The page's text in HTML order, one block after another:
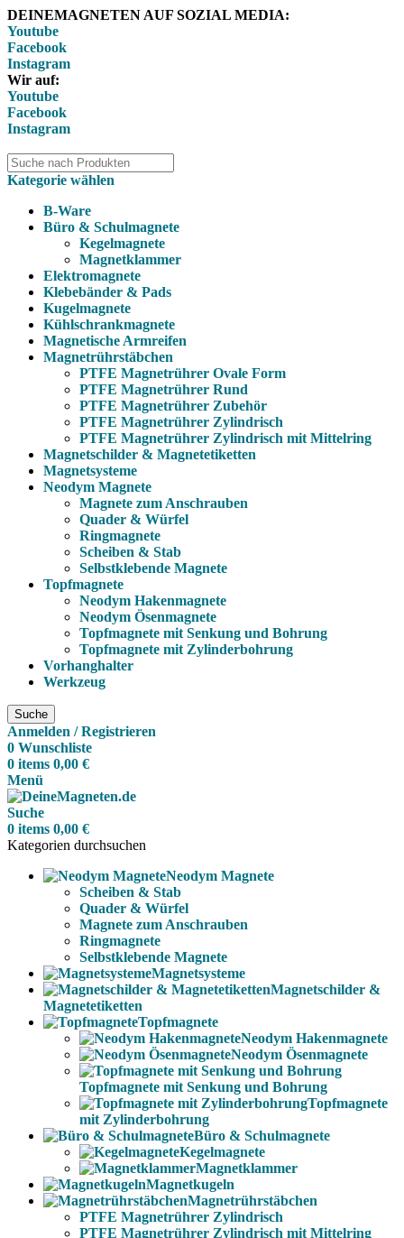
DEINEMAGNETEN AUF SOZIAL MEDIA:
Youtube
Facebook
Instagram
Wir auf:
Youtube
Facebook
Instagram
Kategorie wählen
B-Ware
Büro & Schulmagnete
Kegelmagnete
Magnetklammer
Elektromagnete
Klebebänder & Pads
Kugelmagnete
Kühlschrankmagnete
Magnetische Armreifen
Magnetrührstäbchen
PTFE Magnetrührer Ovale Form
PTFE Magnetrührer Rund
PTFE Magnetrührer Zubehör
PTFE Magnetrührer Zylindrisch
PTFE Magnetrührer Zylindrisch mit Mittelring
Magnetschilder & Magnetetiketten
Magnetsysteme
Neodym Magnete
Magnete zum Anschrauben
Quader & Würfel
Ringmagnete
Scheiben & Stab
Selbstklebende Magnete
Topfmagnete
Neodym Hakenmagnete
Neodym Ösenmagnete
Topfmagnete mit Senkung und Bohrung
Topfmagnete mit Zylinderbohrung
Vorhanghalter
Werkzeug
Suche
Anmelden / Registrieren
0 Wunschliste
0 items 0,00 €
Menü
Suche
0 items 0,00 €
Kategorien durchsuchen
Neodym Magnete
Scheiben & Stab
Quader & Würfel
Magnete zum Anschrauben
Ringmagnete
Selbstklebende Magnete
Magnetsysteme
Magnetschilder &
Magnetetiketten
Topfmagnete
Neodym Hakenmagnete
Neodym Ösenmagnete
Topfmagnete mit Senkung und Bohrung
Topfmagnete
mit Zylinderbohrung
Büro & Schulmagnete
Kegelmagnete
Magnetklammer
Magnetkugeln
Magnetrührstäbchen
PTFE Magnetrührer Zylindrisch
PTFE Magnetrührer Zylindrisch mit Mittelring